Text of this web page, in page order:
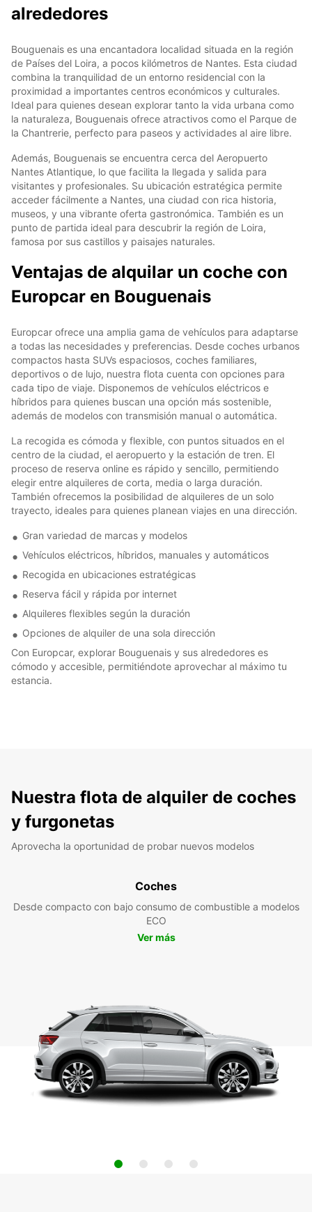
alrededores
Bouguenais es una encantadora localidad situada en la región
de Países del Loira, a pocos kilómetros de Nantes. Esta ciudad
combina la tranquilidad de un entorno residencial con la
proximidad a importantes centros económicos y culturales.
Ideal para quienes desean explorar tanto la vida urbana como
la naturaleza, Bouguenais ofrece atractivos como el Parque de
la Chantrerie, perfecto para paseos y actividades al aire libre.
Además, Bouguenais se encuentra cerca del Aeropuerto
Nantes Atlantique, lo que facilita la llegada y salida para
visitantes y profesionales. Su ubicación estratégica permite
acceder fácilmente a Nantes, una ciudad con rica historia,
museos, y una vibrante oferta gastronómica. También es un
punto de partida ideal para descubrir la región de Loira,
famosa por sus castillos y paisajes naturales.
Ventajas de alquilar un coche con
Europcar en Bouguenais
Europcar ofrece una amplia gama de vehículos para adaptarse
a todas las necesidades y preferencias. Desde coches urbanos
compactos hasta SUVs espaciosos, coches familiares,
deportivos o de lujo, nuestra flota cuenta con opciones para
cada tipo de viaje. Disponemos de vehículos eléctricos e
híbridos para quienes buscan una opción más sostenible,
además de modelos con transmisión manual o automática.
La recogida es cómoda y flexible, con puntos situados en el
centro de la ciudad, el aeropuerto y la estación de tren. El
proceso de reserva online es rápido y sencillo, permitiendo
elegir entre alquileres de corta, media o larga duración.
También ofrecemos la posibilidad de alquileres de un solo
trayecto, ideales para quienes planean viajes en una dirección.
Gran variedad de marcas y modelos
Vehículos eléctricos, híbridos, manuales y automáticos
Recogida en ubicaciones estratégicas
Reserva fácil y rápida por internet
Alquileres flexibles según la duración
Opciones de alquiler de una sola dirección
Con Europcar, explorar Bouguenais y sus alrededores es
cómodo y accesible, permitiéndote aprovechar al máximo tu
estancia.
Nuestra flota de alquiler de coches
y furgonetas
Aprovecha la oportunidad de probar nuevos modelos
Coches
Desde compacto con bajo consumo de combustible a modelos
ECO
Ver más